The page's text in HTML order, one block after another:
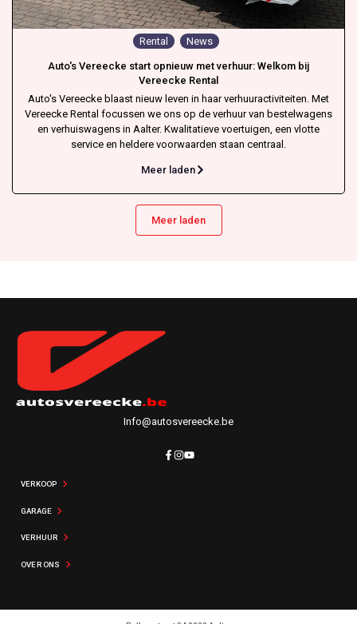
Rental News
Auto's Vereecke start opnieuw met verhuur: Welkom bij
Vereecke Rental
Auto's Vereecke blaast nieuw leven in haar verhuuractiviteiten. Met
Vereecke Rental focussen we ons op de verhuur van bestelwagens
en verhuiswagens in Aalter. Kwalitatieve voertuigen, een vlotte
service en heldere voorwaarden staan centraal.
Meer laden
Meer laden
Info@autosvereecke.be
VERKOOP
GARAGE
VERHUUR
OVER ONS